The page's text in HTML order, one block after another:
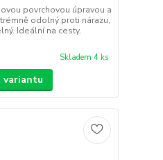
povrchovou úpravou a
odolný proti nárazu,
Ideální na cesty.
Skladem 4 ks